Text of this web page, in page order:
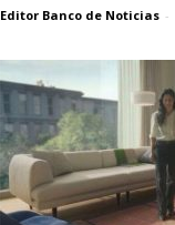
Editor Banco de Noticias -